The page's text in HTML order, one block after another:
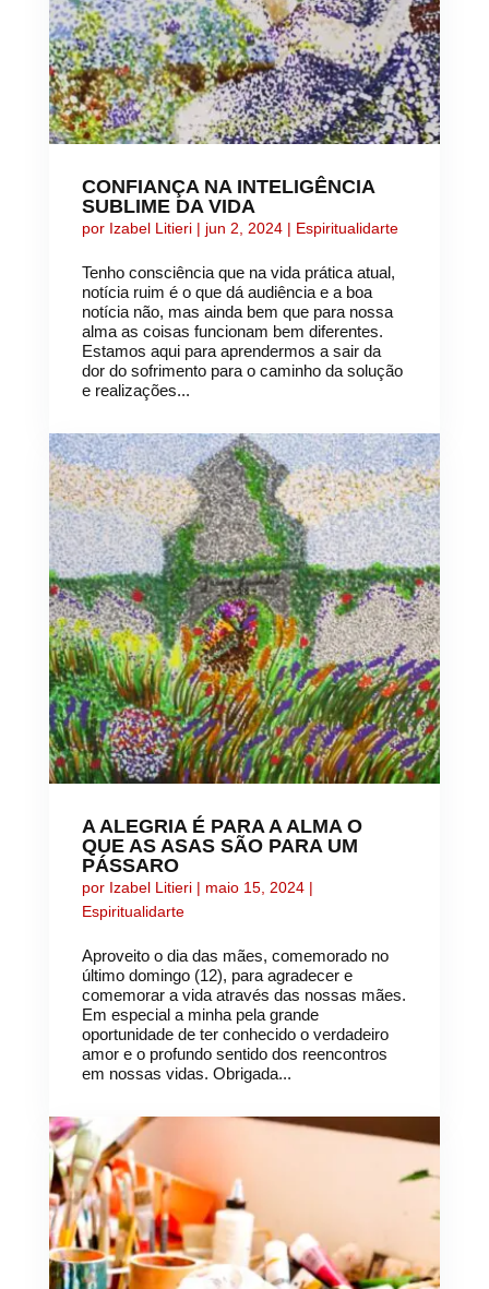
CONFIANÇA NA INTELIGÊNCIA
SUBLIME DA VIDA
por Izabel Litieri| jun 2, 2024| Espiritualidarte
Tenho consciência que na vida prática atual,
notícia ruim é o que dá audiência e a boa
notícia não, mas ainda bem que para nossa
alma as coisas funcionam bem diferentes.
Estamos aqui para aprendermos a sair da
dor do sofrimento para o caminho da solução
e realizações...
A ALEGRIA É PARA A ALMA O
QUE AS ASAS SÃO PARA UM
PÁSSARO
por Izabel Litieri| maio 15, 2024|
Espiritualidarte
Aproveito o dia das mães, comemorado no
último domingo (12), para agradecer e
comemorar a vida através das nossas mães.
Em especial a minha pela grande
oportunidade de ter conhecido o verdadeiro
amor e o profundo sentido dos reencontros
em nossas vidas. Obrigada...